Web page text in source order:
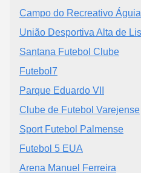
Campo do Recreativo
União Desportiva Alta de
Santana Futebol Clube
Futebol7
Parque Eduardo VII
Clube de Futebol Varejense
Sport Futebol Palmense
Futebol 5 EUA
Arena Manuel Ferreira